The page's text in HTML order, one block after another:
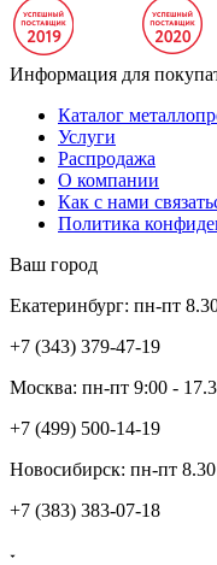
Информация для
Каталог
Услуги
Распродажа
О компании
Как с нами
Политика
Ваш город
Екатеринбург: пн-пт
+7 (343) 379-47-19
Москва: пн-пт 9:00 -
+7 (499) 500-14-19
Новосибирск: пн-пт
+7 (383) 383-07-18